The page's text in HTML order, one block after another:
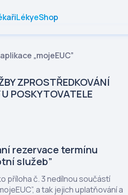
LékyeShop
„mojeEUC”
ZPROSTŘEDKOVÁNÍ
POSKYTOVATELE
rezervace termínu
služeb”
příloha č. 3 nedílnou součástí
a tak jejich uplatňování a